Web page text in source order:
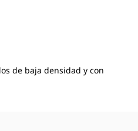
de baja densidad y con